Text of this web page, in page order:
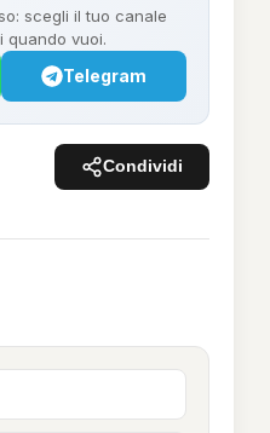
scegli il tuo canale
quando vuoi.
Telegram
Condividi